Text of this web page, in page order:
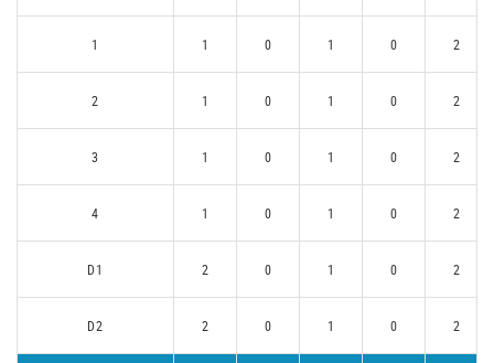
1 1 0 1 0 2
2 1 0 1 0 2
3 1 0 1 0 2
4 1 0 1 0 2
D1 2 0 1 0 2
D2 2 0 1 0 2